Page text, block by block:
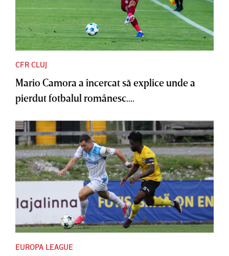
CFR CLUJ
Mario Camora a încercat să explice unde a
pierdut fotbalul românesc....
EUROPA LEAGUE